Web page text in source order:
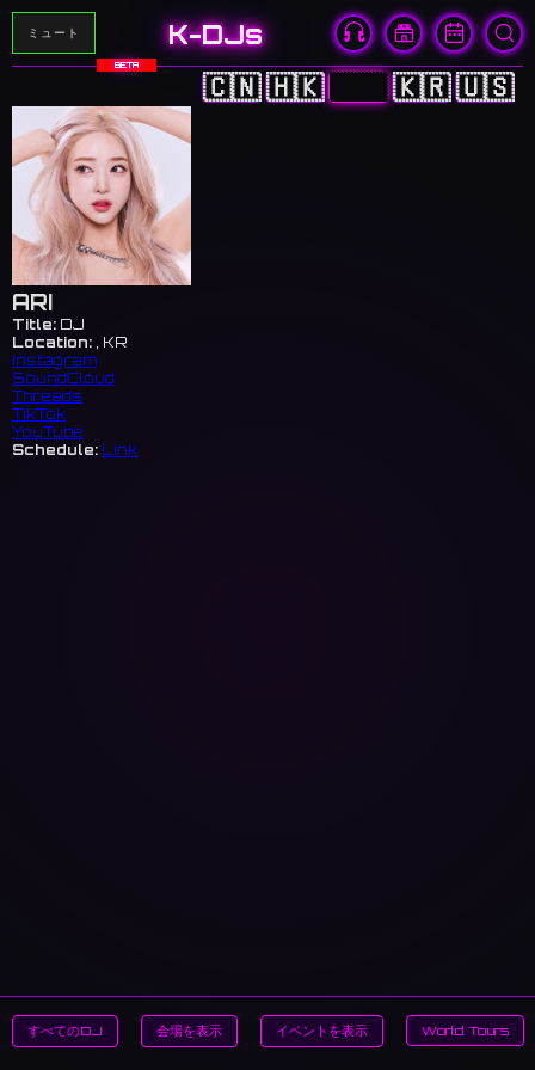
ミュート K-DJs
BETA
🇨🇳🇭🇰🇯🇵 🇰🇷🇺🇸
ARI
Title: DJ
Location: , KR
Instagram
SoundCloud
Threads
TikTok
YouTube
Schedule: Link
すべてのDJ 会場を表示 イベントを表示 World Tours